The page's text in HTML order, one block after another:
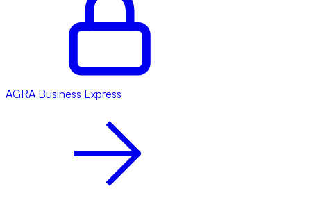
AGRA Business Express